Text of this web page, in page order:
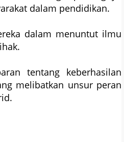
dalam pendidikan.
dalam menuntut ilmu
tentang keberhasilan
melibatkan unsur peran